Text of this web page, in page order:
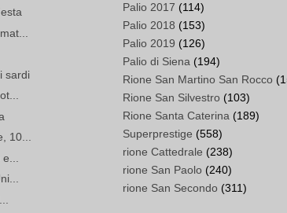
sardi
10...
Palio 2017 (114)
Palio 2018 (153)
Palio 2019 (126)
Palio di Siena (194)
Rione San Martino San Rocco
Rione San Silvestro (103)
Rione Santa Caterina (189)
Superprestige (558)
rione Cattedrale (238)
rione San Paolo (240)
rione San Secondo (311)